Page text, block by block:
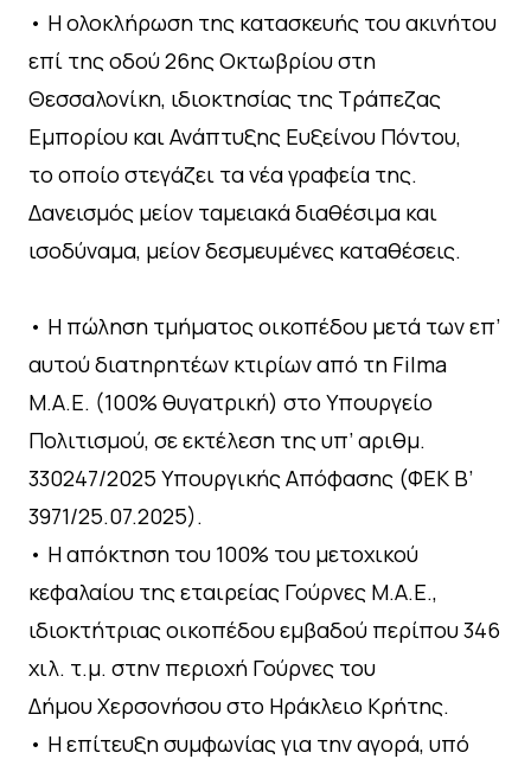
• Η ολοκλήρωση της κατασκευής του ακινήτου
επί της οδού 26ης Οκτωβρίου στη
Θεσσαλονίκη, ιδιοκτησίας της Τράπεζας
Εμπορίου και Ανάπτυξης Ευξείνου Πόντου,
το οποίο στεγάζει τα νέα γραφεία της.
Δανεισμός μείον ταμειακά διαθέσιμα και
ισοδύναμα, μείον δεσμευμένες καταθέσεις.
• Η πώληση τμήματος οικοπέδου μετά των επ’
αυτού διατηρητέων κτιρίων από τη Filma
Μ.Α.Ε. (100% θυγατρική) στο Υπουργείο
Πολιτισμού, σε εκτέλεση της υπ’ αριθμ.
330247/2025 Υπουργικής Απόφασης (ΦΕΚ Β’
3971/25.07.2025).
• Η απόκτηση του 100% του μετοχικού
κεφαλαίου της εταιρείας Γούρνες Μ.Α.Ε.,
ιδιοκτήτριας οικοπέδου εμβαδού περίπου 346
χιλ. τ.μ. στην περιοχή Γούρνες του
Δήμου Χερσονήσου στο Ηράκλειο Κρήτης.
• Η επίτευξη συμφωνίας για την αγορά, υπό